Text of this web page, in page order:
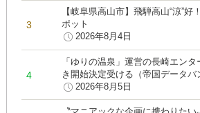
【岐阜県高山市】飛騨高山“涼”
ポット
2026年8月4日
「ゆりの温泉」運営の長崎エン
き開始決定受ける（帝国データバ
2026年8月5日